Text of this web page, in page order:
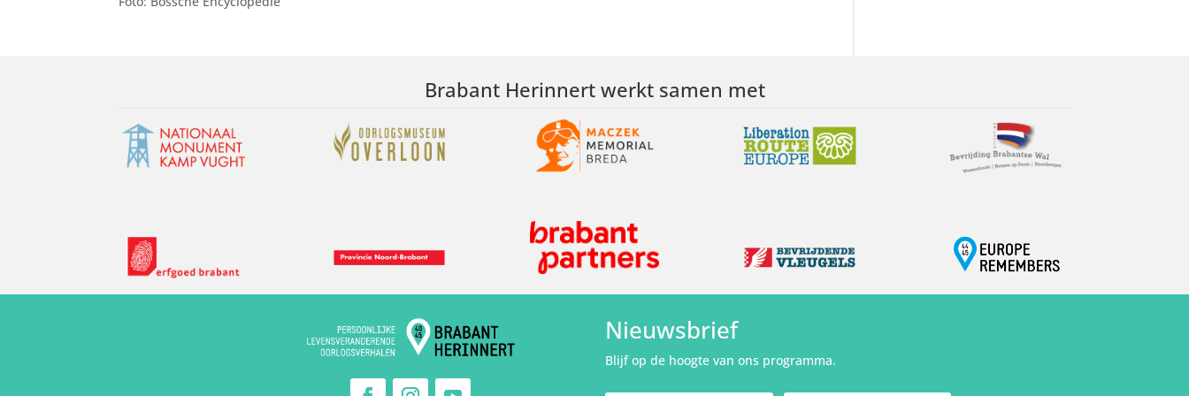
Brabant Herinnert werkt samen met
Nieuwsbrief
Blijf op de hoogte van ons programma.